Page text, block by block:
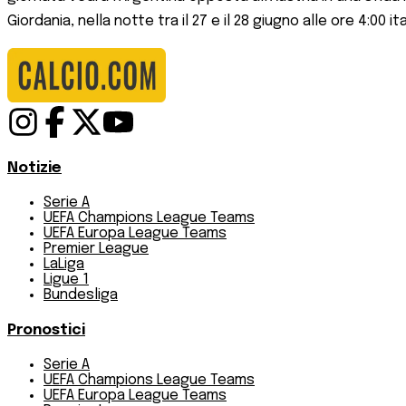
Giordania, nella notte tra il 27 e il 28 giugno alle ore 4:00
Notizie
Serie A
UEFA Champions League Teams
UEFA Europa League Teams
Premier League
LaLiga
Ligue 1
Bundesliga
Pronostici
Serie A
UEFA Champions League Teams
UEFA Europa League Teams